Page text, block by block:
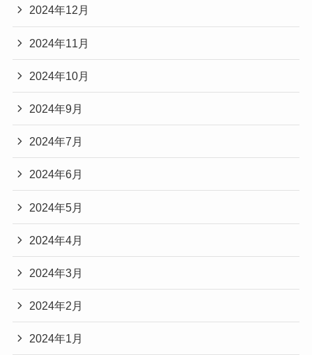
2024年12月
2024年11月
2024年10月
2024年9月
2024年7月
2024年6月
2024年5月
2024年4月
2024年3月
2024年2月
2024年1月